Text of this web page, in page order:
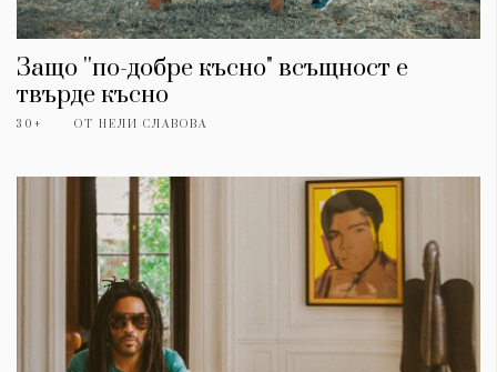
Защо ''по-добре късно" всъщност е
твърде късно
30+ ОТ НЕЛИ СЛАВОВА